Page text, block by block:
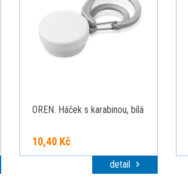
OREN. Háček s karabinou, bílá
10,40 Kč
detail